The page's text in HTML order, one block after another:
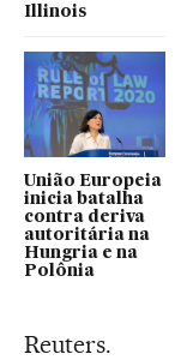
Illinois
União Europeia
inicia batalha
contra deriva
autoritária na
Hungria e na
Polônia
Reuters.